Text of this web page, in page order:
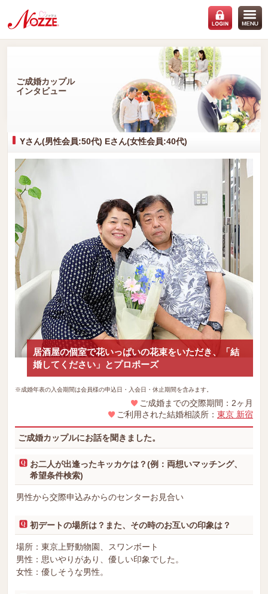
ご成婚カップル
インタビュー
Yさん(男性会員:50代) Eさん(女性会員:40代)
居酒屋の個室で花いっぱいの花束をいただき、「結
婚してください」とプロポーズ
※成婚年表の入会期間は会員様の申込日・入会日・休止期間を含みます。
ご成婚までの交際期間：2ヶ月
ご利用された結婚相談所： 東京 新宿
ご成婚カップルにお話を聞きました。
お二人が出逢ったキッカケは？(例：両想いマッチング、
希望条件検索)
男性から交際申込みからのセンターお見合い
初デートの場所は？また、その時のお互いの印象は？
場所：東京上野動物園、スワンボート
男性：思いやりがあり、優しい印象でした。
女性：優しそうな男性。